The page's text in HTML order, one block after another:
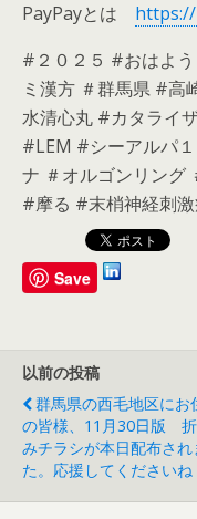
PayPayとは
#２０２５ #おはよ
ミ漢方 ＃群馬県 #
水清心丸 #カタライ
#LEM #シーアルパ
ナ ＃オルゴンリング
#摩る #末梢神経刺
Save
以前の投稿
群馬県の西毛地区にお
の皆様、11月30日版
みチラシが本日配布され
た。応援してくださいね